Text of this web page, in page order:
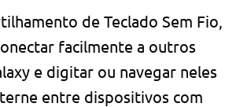
de Teclado Sem Fio,
facilmente a outros
e digitar ou navegar neles
entre dispositivos com